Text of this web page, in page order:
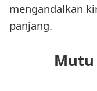
mengandalkan
panjang.
Mutu